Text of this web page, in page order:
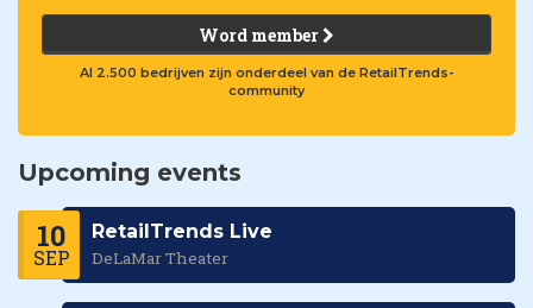
Word member
Al 2.500 bedrijven zijn onderdeel van de RetailTrends-
community
Upcoming events
10
SEP
RetailTrends Live
DeLaMar Theater